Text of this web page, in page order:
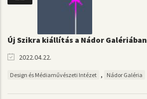
Új Szikra kiállítás a Nádor Galériában
2022.04.22.
Design és Médiaművészeti Intézet , Nádor Galéria